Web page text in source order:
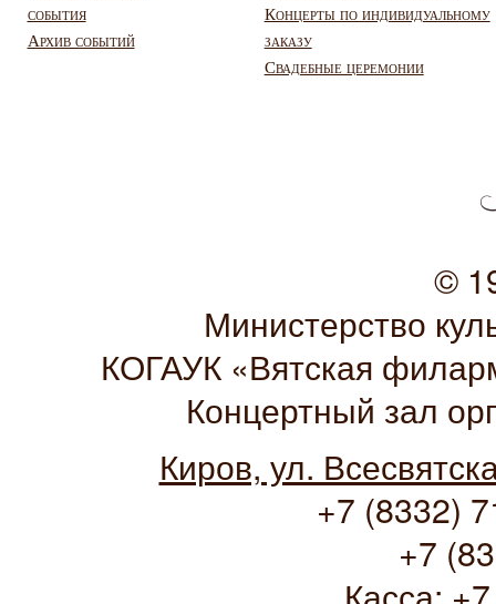
события
Архив событий
Концерты по индивидуальному
заказу
Свадебные церемонии
©
Министерство
КОГАУК «Вятская
Концертный зал
Киров, ул.
+7 (8332)
+7